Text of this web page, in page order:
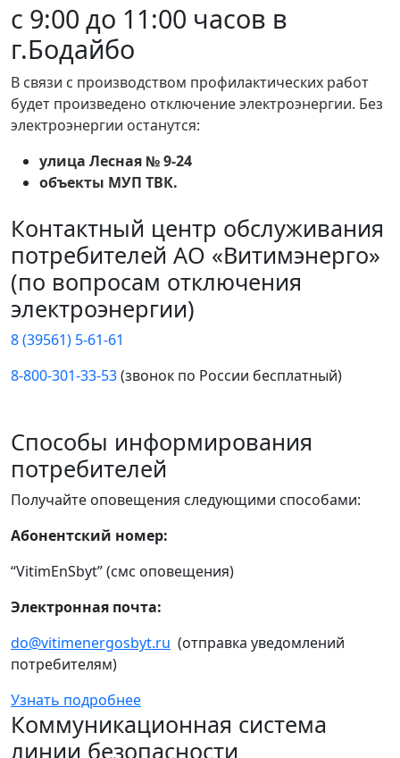
с 9:00 до 11:00 часов в
г.Бодайбо
В связи с производством профилактических работ
будет произведено отключение электроэнергии. Без
электроэнергии останутся:
улица Лесная № 9-24
объекты МУП ТВК.
Контактный центр обслуживания
потребителей АО «Витимэнерго»
(по вопросам отключения
электроэнергии)
8 (39561) 5-61-61
8-800-301-33-53(звонок по России бесплатный)
Способы информирования
потребителей
Получайте оповещения следующими способами:
Абонентский номер:
“VitimEnSbyt” (смс оповещения)
Электронная почта:
do@vitimenergosbyt.ru (отправка уведомлений
потребителям)
Узнать подробнее
Коммуникационная система
линии безопасности